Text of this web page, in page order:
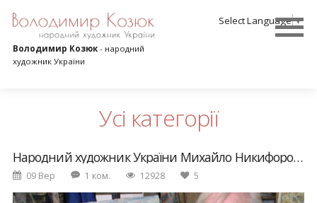
Select Language▼
Володимир Козюк- народний
художник України
Усі категорії
Народний художник України Михайло Никифорович Чорний - кращий серед найкращих!
09 Вер 1 ком. 12928 5